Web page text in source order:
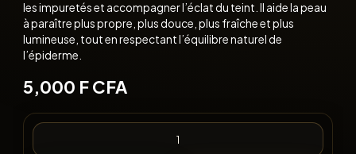
5,000 F CFA
les impuretés et accompagner l’éclat du teint. Il aide la peau
à paraître plus propre, plus douce, plus fraîche et plus
lumineuse, tout en respectant l’équilibre naturel de
l’épiderme.